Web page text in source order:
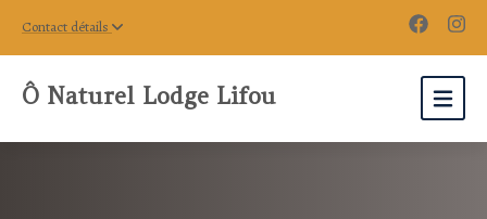
Contact détails
Ô Naturel Lodge Lifou